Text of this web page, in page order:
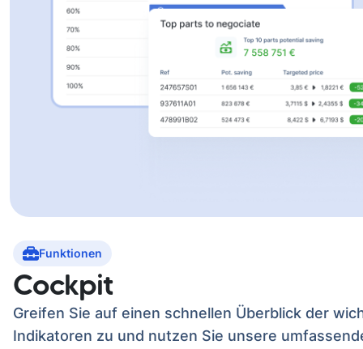
Funktionen
Cockpit
Greifen Sie auf einen schnellen Überblick der
Indikatoren zu und nutzen Sie unsere